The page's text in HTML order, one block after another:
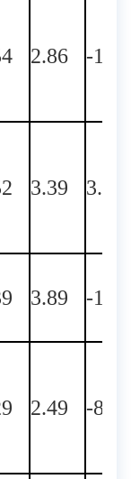
2.86 -
3.39 3.83
3.89 -
2.49 -